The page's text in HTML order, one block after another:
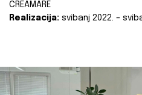
CREAMARE
Realizacija: svibanj 2022. –